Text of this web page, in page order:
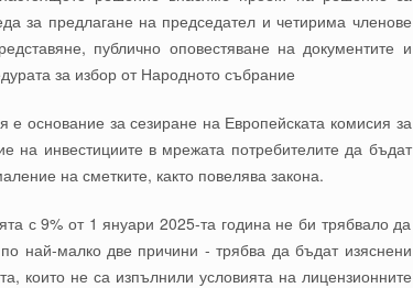
за предлагане на председател и четирима членове
публично оповестяване на документите и
за избор от Народното събрание
основание за сезиране на Европейската комисия за
на инвестициите в мрежата потребителите да бъдат
на сметките, както повелява закона.
с 9% от 1 януари 2025-та година не би трябвало да
най-малко две причини - трябва да бъдат изяснени
които не са изпълнили условията на лицензионните